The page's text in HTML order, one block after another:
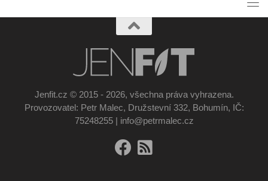
Jenfit.cz © 2015 - 2026, všechna práva vyhrazena.
Provozovatel: Petr Malec, Družstevní 332, Bohumín, IČ:
75248255 | info@petrmalec.cz